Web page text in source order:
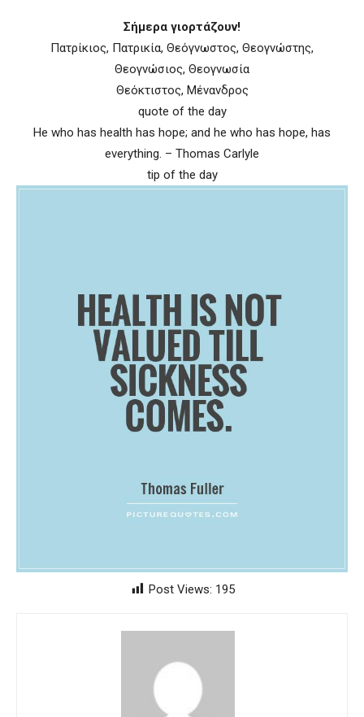
Σήμερα γιορτάζουν!
Πατρίκιος, Πατρικία, Θεόγνωστος, Θεογνώστης,
Θεογνώσιος, Θεογνωσία
Θεόκτιστος, Μένανδρος
quote of the day
He who has health has hope; and he who has hope, has
everything. – Thomas Carlyle
tip of the day
Post Views: 195